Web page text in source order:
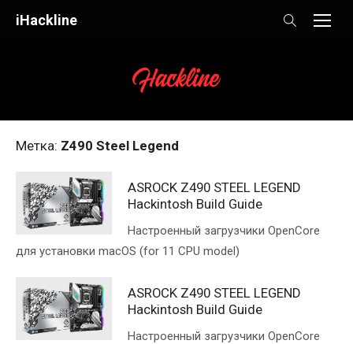
iHackline
Метка: Z490 Steel Legend
ASROCK Z490 STEEL LEGEND
Hackintosh Build Guide
Настроенный загрузчики OpenCore
для установки macOS (for 11 CPU model)
ASROCK Z490 STEEL LEGEND
Hackintosh Build Guide
Настроенный загрузчики OpenCore